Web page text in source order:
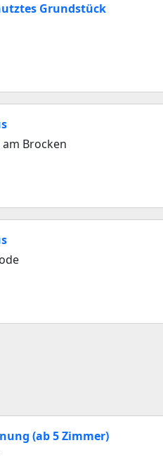
Grundstück
Brocken
(ab 5 Zimmer)